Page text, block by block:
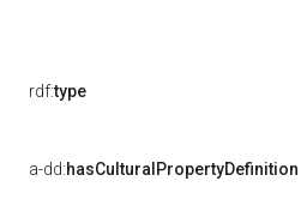
rdf:type
a-dd:hasCulturalPropertyDefinition